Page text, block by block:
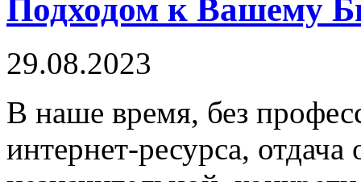
Подходом к Вашему
29.08.2023
В нaшe врeмя, без
интернет-ресурса,